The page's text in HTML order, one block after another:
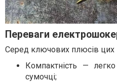
Переваги
Серед ключових плюсів цих
Компактність —
сумочці;